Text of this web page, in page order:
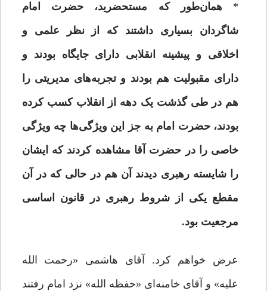
*همان‌طور که مستحضرید، حضرت امام
شاگردان بسیاری داشتند که از نظر علمی و
اخلاقی و پیشینه انقلابی دارای جایگاه بودند و
دارای مقبولیت هم بودند و تجربه‌های مدیریتی را
هم در طی گذشت یک دهه از انقلاب کسب کرده
بودند، حضرت امام به جز این ویژگی‌ها چه ویژگی
خاصی را در حضرت آقا مشاهده کردند که ایشان
را شایسته رهبری دیدند آن هم در حالی که در آن
مقطع یکی از شروط رهبری در قانون اساسی
مرجعیت بود.
عرض خواهم کرد. آقای هاشمی «رحمت الله
علیه» و آقای خامنه‌ای «حفظه الله» نزد امام رفتند